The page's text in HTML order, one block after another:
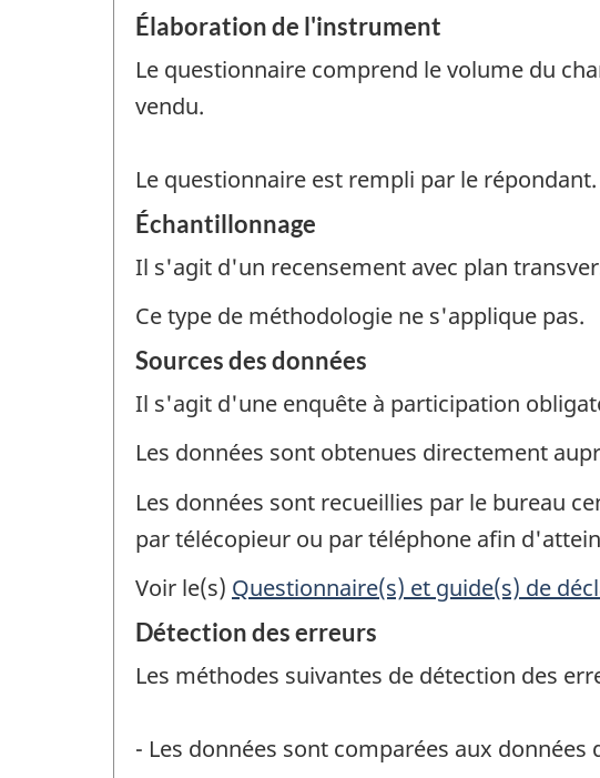
Élaboration de l'instrument
Le questionnaire comprend le volume du
vendu.
Le questionnaire est rempli par le répondant.
Échantillonnage
Il s'agit d'un recensement avec plan
Ce type de méthodologie ne s'applique pas.
Sources des données
Il s'agit d'une enquête à participation
Les données sont obtenues directement
Les données sont recueillies par le bureau
par télécopieur ou par téléphone afin
Voir le(s) Questionnaire(s) et guide(s) de
Détection des erreurs
Les méthodes suivantes de détection des
- Les données sont comparées aux